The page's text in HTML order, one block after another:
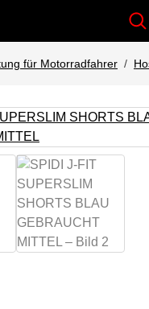
für Motorradfahrer